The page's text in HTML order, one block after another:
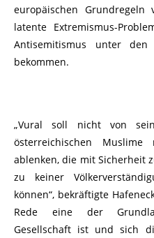
europäischen
latente Extremismus-
Antisemitismus unter
bekommen.
„Vural soll nicht von
österreichischen
ablenken, die mit Sicherheit
zu keiner
können“, bekräftigte
Rede eine der
Gesellschaft ist und sich